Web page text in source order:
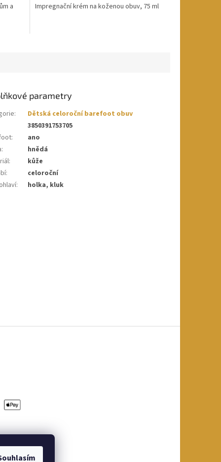
a
Impregnační krém na koženou obuv, 75 ml
parametry
:
Dětská celoroční barefoot obuv
3850391753705
:
ano
:
hnědá
:
kůže
:
celoroční
: holka, kluk